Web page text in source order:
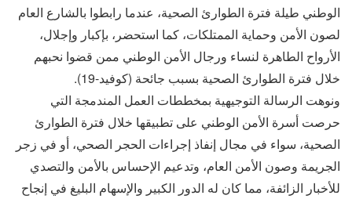
الوطني طيلة فترة الطوارئ الصحية، عندما رابطوا بالشارع العام
لصون الأمن وحماية الممتلكات، كما استحضر، بإكبار وإجلال،
الأرواح الطاهرة لنساء ورجال الأمن الوطني ممن قضوا نحبهم
خلال فترة الطوارئ الصحية بسبب جائحة (كوفيد-19).
ونوهت الرسالة التوجيهية بمخططات العمل المندمجة التي
حرصت أسرة الأمن الوطني على تطبيقها خلال فترة الطوارئ
الصحية، سواء في مجال إنفاذ إجراءات الحجر الصحي، أو في زجر
الجريمة وصون الأمن العام، وتدعيم الإحساس بالأمن والتصدي
للأخبار الزائفة، مما كان له الدور الكبير والإسهام البليغ في إنجاح